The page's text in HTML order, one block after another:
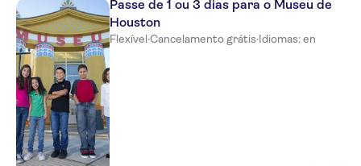
Passe de 1 ou 3 dias para o Museu de
Houston
Flexível·Cancelamento grátis·Idiomas: en